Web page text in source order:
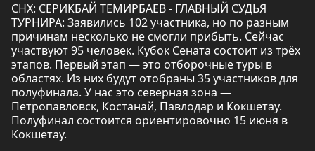
СНХ: СЕРИКБАЙ ТЕМИРБАЕВ - ГЛАВНЫЙ СУДЬЯ
ТУРНИРА: Заявились 102 участника, но по разным
причинам несколько не смогли прибыть. Сейчас
участвуют 95 человек. Кубок Сената состоит из трёх
этапов. Первый этап — это отборочные туры в
областях. Из них будут отобраны 35 участников для
полуфинала. У нас это северная зона —
Петропавловск, Костанай, Павлодар и Кокшетау.
Полуфинал состоится ориентировочно 15 июня в
Кокшетау.